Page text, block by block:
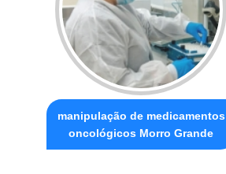
manipulação de medicamentos
oncológicos Morro Grande